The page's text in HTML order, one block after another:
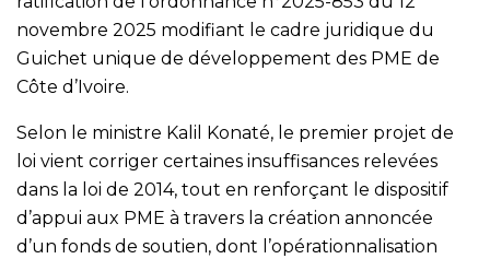
novembre 2025 modifiant le cadre juridique du
Guichet unique de développement des PME de
Côte d’Ivoire.
Selon le ministre Kalil Konaté, le premier projet de
loi vient corriger certaines insuffisances relevées
dans la loi de 2014, tout en renforçant le dispositif
d’appui aux PME à travers la création annoncée
d’un fonds de soutien, dont l’opérationnalisation